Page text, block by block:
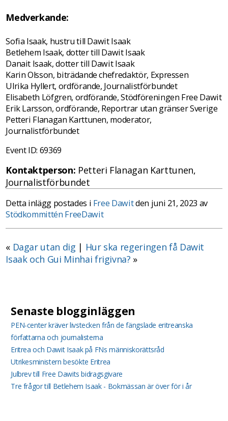
Medverkande:
Sofia Isaak, hustru till Dawit Isaak
Betlehem Isaak, dotter till Dawit Isaak
Danait Isaak, dotter till Dawit Isaak
Karin Olsson, biträdande chefredaktör, Expressen
Ulrika Hyllert, ordförande, Journalistförbundet
Elisabeth Löfgren, ordförande, Stödföreningen Free Dawit
Erik Larsson, ordförande, Reportrar utan gränser Sverige
Petteri Flanagan Karttunen, moderator,
Journalistförbundet
Event ID: 69369
Kontaktperson: Petteri Flanagan Karttunen,
Journalistförbundet
Detta inlägg postades i Free Dawitden juni 21, 2023 av
Stödkommittén FreeDawit
« Dagar utan dig | Hur ska regeringen få Dawit
Isaak och Gui Minhai frigivna? »
Senaste blogginläggen
PEN-center kräver livstecken från de fängslade eritreanska
författarna och journalisterna
Eritrea och Dawit Isaak på FNs människorättsråd
Utrikesministern besökte Eritrea
Julbrev till Free Dawits bidragsgivare
Tre frågor till Betlehem Isaak - Bokmässan är över för i år